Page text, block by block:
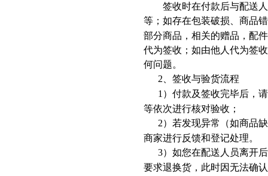
签收时在付款后与配送人
等；如存在包装破损、商品
部分商品，相关的赠品，配
代为签收；如由他人代为签
何问题。
2 、签收与验货流程
1 ）付款及签收完毕后，
等依次进行核对验收；
2）若发现异常（如商品
商家进行反馈和登记处理。
3）如您在配送人员离开
要求退换货，此时因无法确